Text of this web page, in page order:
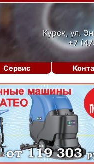
Курск, ул.
+7
Сервис